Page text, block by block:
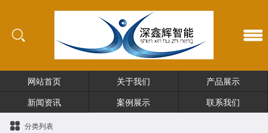
网站首页 关于我们
产品展示
新闻资讯
案例展示 联系我们
分类列表